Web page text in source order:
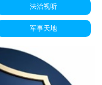
法治视听
军事天地